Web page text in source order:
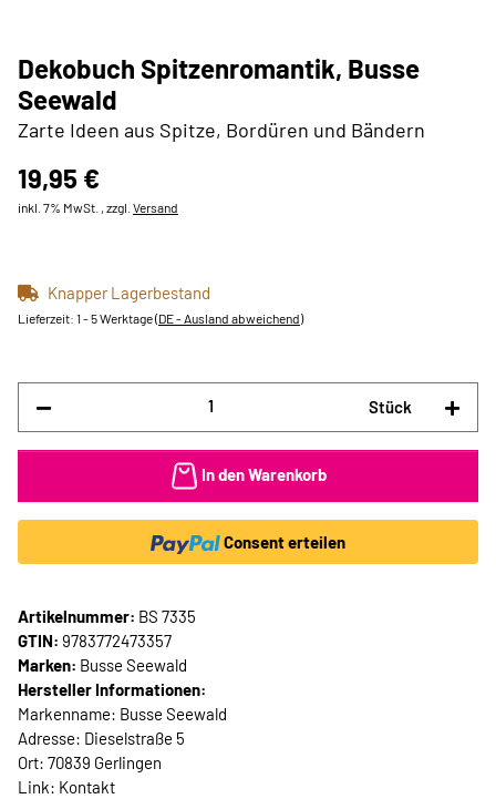
Dekobuch Spitzenromantik, Busse
Seewald
Zarte Ideen aus Spitze, Bordüren und Bändern
19,95 €
inkl. 7% MwSt. , zzgl. Versand
Knapper Lagerbestand
Lieferzeit: 1 - 5 Werktage(DE - Ausland abweichend)
Stück
In den Warenkorb
Consent erteilen
Artikelnummer: BS 7335
GTIN: 9783772473357
Marken: Busse Seewald
Hersteller Informationen:
Markenname: Busse Seewald
Adresse: Dieselstraße 5
Ort: 70839 Gerlingen
Link: Kontakt